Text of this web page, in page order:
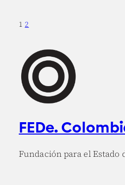
1 2
FEDe.
Fundación para el Estado